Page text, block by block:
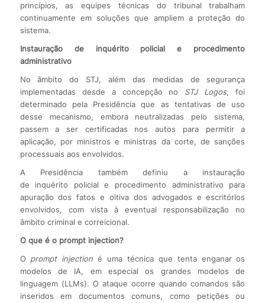
princípios, as equipes técnicas do tribunal trabalham
continuamente em soluções que ampliem a proteção do
sistema.
Instauração de inquérito policial e procedimento
administrativo
No âmbito do STJ, além das medidas de segurança
implementadas desde a concepção no STJ Logos, foi
determinado pela Presidência que as tentativas de uso
desse mecanismo, embora neutralizadas pelo sistema,
passem a ser certificadas nos autos para permitir a
aplicação, por ministros e ministras da corte, de sanções
processuais aos envolvidos.
A Presidência também definiu a instauração
de inquérito policial e procedimento administrativo para
apuração dos fatos e oitiva dos advogados e escritórios
envolvidos, com vista à eventual responsabilização no
âmbito criminal e correicional.
O que é o prompt injection?
O prompt injection é uma técnica que tenta enganar os
modelos de IA, em especial os grandes modelos de
linguagem (LLMs). O ataque ocorre quando comandos são
inseridos em documentos comuns, como petições ou